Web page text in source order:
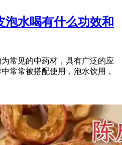
泡水喝有什么功效和
常见的中药材，具有广泛的应
常常被搭配使用，泡水饮用，